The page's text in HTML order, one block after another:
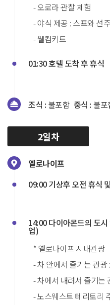
- 오로라 관찰 체험
- 야식 제공 : 스프와 선
- 웰컴키트
01:30 호텔 도착 후 휴식
조식 : 불포함 중식 : 불포
2일차
옐로나이프
09:00 기상후 오전 휴식
14:00 다이아몬드의 도
업)
* 옐로나이프 시내관광
- 차 안에서 즐기는 관
- 차에서 내려서 즐기는
- 노스웨스트 테리토리